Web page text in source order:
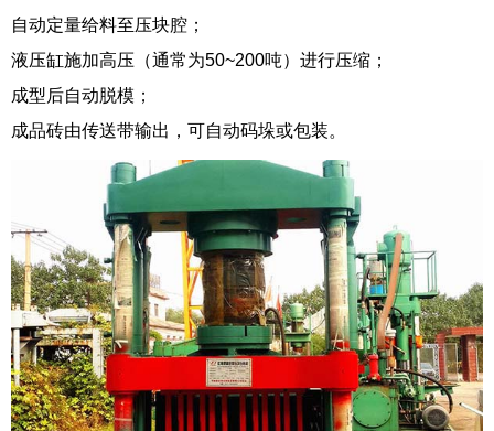
自动定量给料至压块腔；
液压缸施加高压（通常为50~200吨）进行压缩；
成型后自动脱模；
成品砖由传送带输出，可自动码垛或包装。